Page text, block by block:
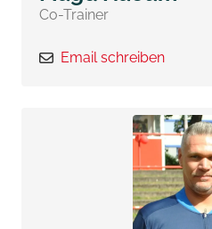
Co-Trainer
Email schreiben